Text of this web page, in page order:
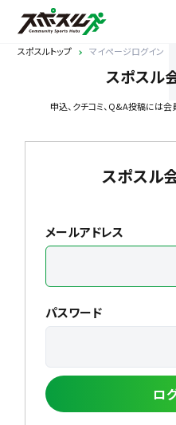
スポスルトップ マイページログイン
スポスル
申込、クチコミ、Q&A投稿には会
スポスル
メールアドレス
パスワード
ロ